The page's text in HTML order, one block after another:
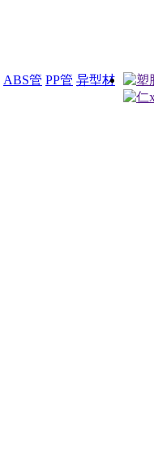
ABS管 PP管 异型材